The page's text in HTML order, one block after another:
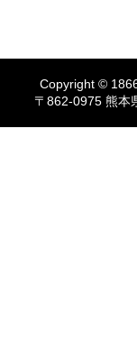
Copyright ©
〒862-0975 熊本